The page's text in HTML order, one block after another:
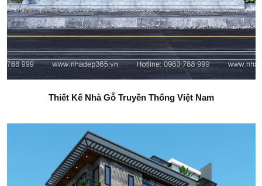
Thiết Kế Nhà Gỗ Truyền Thống Việt Nam